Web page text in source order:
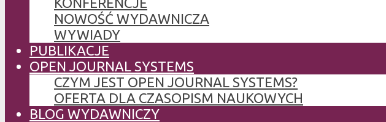
NOWOŚĆ WYDAWNICZA
WYWIADY
PUBLIKACJE
OPEN JOURNAL SYSTEMS
CZYM JEST OPEN JOURNAL SYSTEMS?
OFERTA DLA CZASOPISM NAUKOWYCH
BLOG WYDAWNICZY